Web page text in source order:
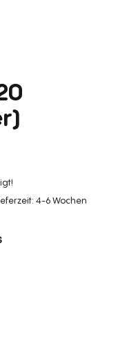
4-6 Wochen